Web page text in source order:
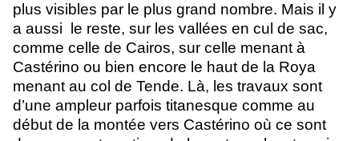
plus visibles par le plus grand nombre. Mais il y
a aussi  le reste, sur les vallées en cul de sac,
comme celle de Cairos, sur celle menant à
Castérino ou bien encore le haut de la Roya
menant au col de Tende. Là, les travaux sont
d’une ampleur parfois titanesque comme au
début de la montée vers Castérino où ce sont